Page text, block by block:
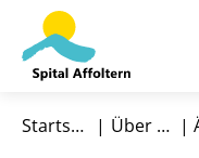
Startseite Über uns